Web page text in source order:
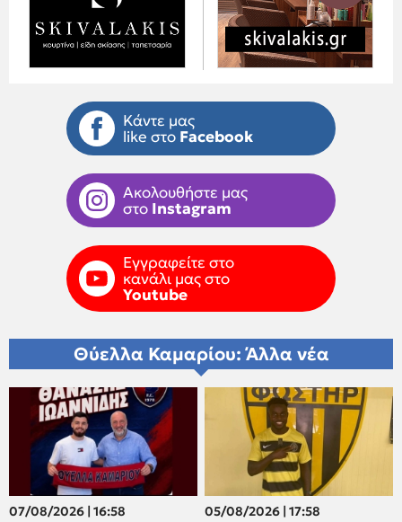
Κάντε μας
like στο Facebook
Ακολουθήστε μας
στο Instagram
Εγγραφείτε στο
κανάλι μας στο
Youtube
Θύελλα Καμαρίου: Άλλα νέα
07/08/2026 | 16:58
05/08/2026 | 17:58